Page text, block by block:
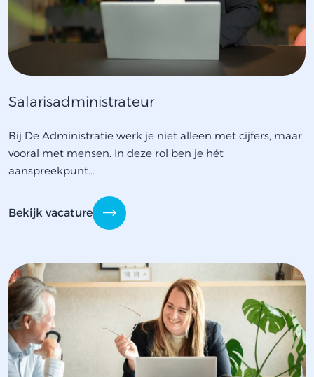
Salarisadministrateur
Bij De Administratie werk je niet alleen met cijfers, maar
vooral met mensen. In deze rol ben je hét
aanspreekpunt...
Bekijk vacature